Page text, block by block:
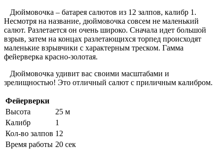
Дюймовочка – батарея салютов из 12 залпов, калибр 1.
Несмотря на название, дюймовочка совсем не маленький
салют. Разлетается он очень широко. Сначала идет большой
взрыв, затем на концах разлетающихся торпед происходят
маленькие взрывчики с характерным треском. Гамма
фейерверка красно-золотая.
Дюймовочка удивит вас своими масштабами и
зрелищностью! Это отличный салют с приличным калибром.
Фейерверки
Высота
25 м
Калибр
1
Кол-во залпов 12
Время работы 20 сек